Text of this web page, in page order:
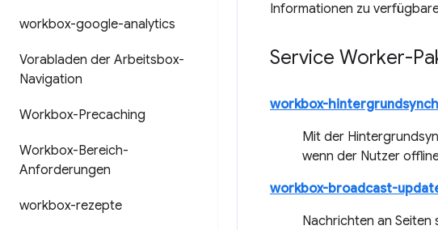
workbox-google-analytics
Vorabladen der Arbeitsbox-
Navigation
Workbox-Precaching
Workbox-Bereich-
Anforderungen
workbox-rezepte
Informationen zu
Service Worker-
workbox-
Mit der
wenn der Nutzer
workbox-broadcast-
Nachrichten an